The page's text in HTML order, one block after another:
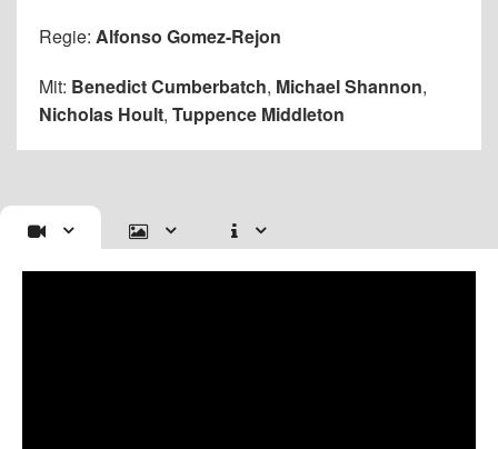
Regie: Alfonso Gomez-Rejon
Mit: Benedict Cumberbatch, Michael Shannon,
Nicholas Hoult, Tuppence Middleton